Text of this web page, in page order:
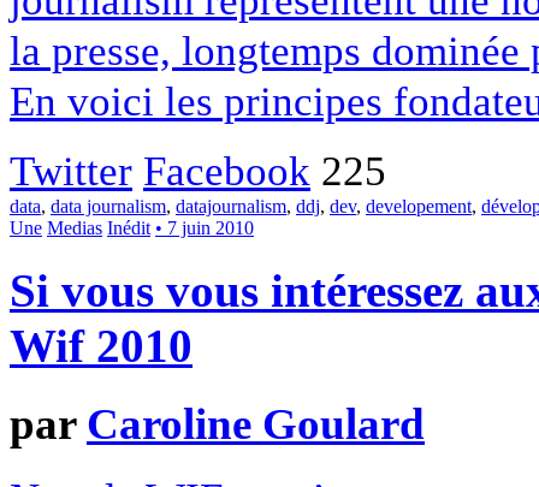
la presse, longtemps
En voici les principes
Twitter Facebook 225
data, data journalism, datajournalism, ddj, dev, developement,
Une Medias Inédit • 7 juin 2010
Si vous vous intéressez
Wif 2010
par Caroline Goulard